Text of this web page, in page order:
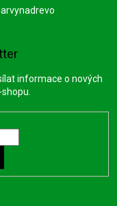
informace o nových